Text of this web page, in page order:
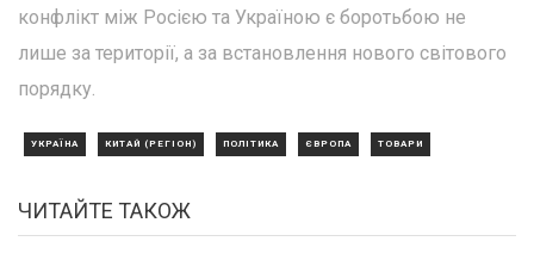
конфлікт між Росією та Україною є боротьбою не
лише за території, а за встановлення нового світового
порядку.
УКРАЇНА КИТАЙ (РЕГІОН) ПОЛІТИКА ЄВРОПА ТОВАРИ
ЧИТАЙТЕ ТАКОЖ